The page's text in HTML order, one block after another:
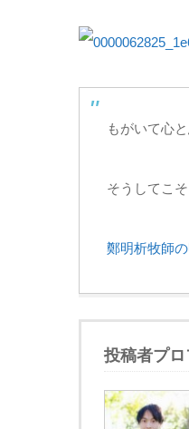
もがいて心
そうしてこ
鄭明析牧師
投稿者プ